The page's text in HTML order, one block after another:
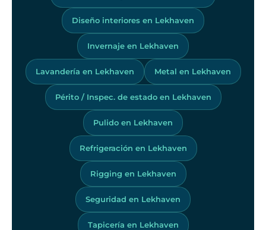
Diseño interiores en Lekhaven
Invernaje en Lekhaven
Lavandería en Lekhaven Metal en Lekhaven
Périto / Inspec. de estado en Lekhaven
Pulido en Lekhaven
Refrigeración en Lekhaven
Rigging en Lekhaven
Seguridad en Lekhaven
Tapicería en Lekhaven